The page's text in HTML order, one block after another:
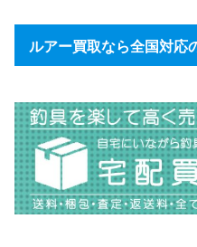
ルアー買取なら全国対応